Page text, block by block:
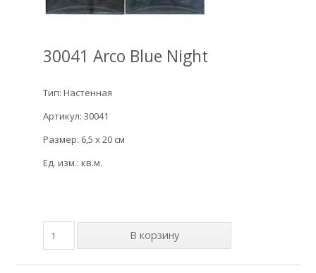
30041 Arco Blue Night
Тип: Настенная
Артикул: 30041
Размер: 6,5 x 20 см
Ед. изм.: кв.м.